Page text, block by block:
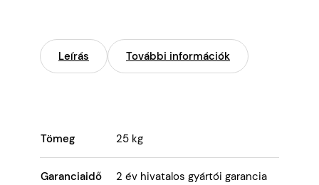
Leírás További információk
Tömeg 25 kg
Garanciaidő 2 év hivatalos gyártói garancia